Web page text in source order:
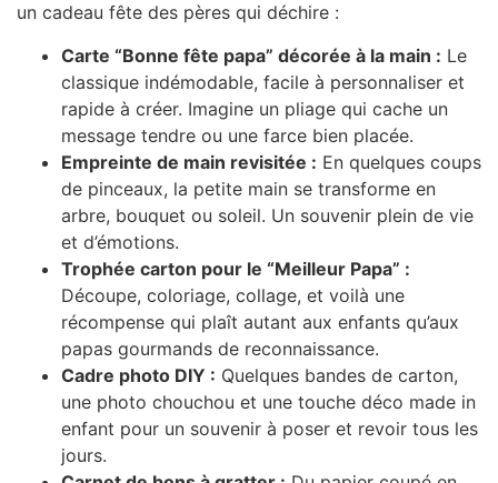
un cadeau fête des pères qui déchire :
Carte “Bonne fête papa” décorée à la main : Le
classique indémodable, facile à personnaliser et
rapide à créer. Imagine un pliage qui cache un
message tendre ou une farce bien placée.
Empreinte de main revisitée : En quelques coups
de pinceaux, la petite main se transforme en
arbre, bouquet ou soleil. Un souvenir plein de vie
et d’émotions.
Trophée carton pour le “Meilleur Papa” :
Découpe, coloriage, collage, et voilà une
récompense qui plaît autant aux enfants qu’aux
papas gourmands de reconnaissance.
Cadre photo DIY : Quelques bandes de carton,
une photo chouchou et une touche déco made in
enfant pour un souvenir à poser et revoir tous les
jours.